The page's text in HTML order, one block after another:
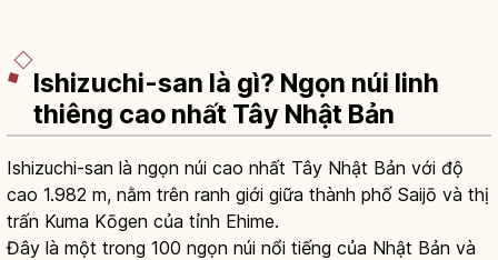
Ishizuchi-san là gì? Ngọn núi linh
thiêng cao nhất Tây Nhật Bản
Ishizuchi-san là ngọn núi cao nhất Tây Nhật Bản với độ
cao 1.982 m, nằm trên ranh giới giữa thành phố Saijō và thị
trấn Kuma Kōgen của tỉnh Ehime.
Đây là một trong 100 ngọn núi nổi tiếng của Nhật Bản và